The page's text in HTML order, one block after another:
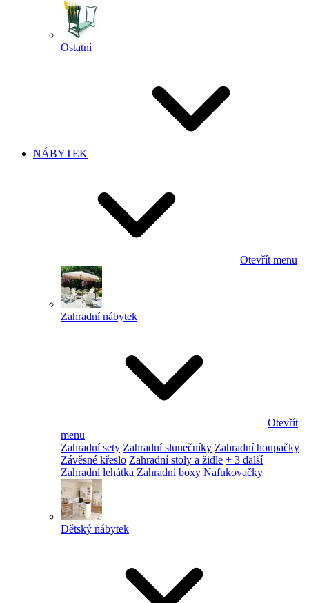
Ostatní
NÁBYTEK
Otevřít menu
Zahradní nábytek
Otevřít
menu
Zahradní sety Zahradní slunečníky Zahradní houpačky
Závěsné křeslo Zahradní stoly a židle + 3 další
Zahradní lehátka Zahradní boxy Nafukovačky
Dětský nábytek